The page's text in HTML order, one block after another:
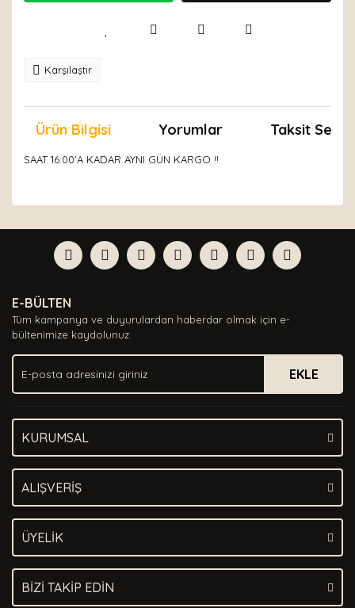
Karşılaştır
Ürün Bilgisi Yorumlar Taksit
SAAT 16:00'A KADAR AYNI GÜN KARGO !!
Yorum Yaz
formunu kullanarak tarafımıza iletebilirsiniz.
Görüş ve önerileriniz için teşekkür ederiz.
Ürün açıklamasında eksik bilgiler bulunuyor.
Ürün bilgilerinde hatalar bulunuyor.
Ürün fiyatı diğer sitelerden daha pahalı.
Bu ürüne benzer farklı alternatifler olmalı.
E-BÜLTEN
Tüm kampanya ve duyurulardan haberdar olmak için e-
bültenimize kaydolunuz.
EKLE
KURUMSAL
ALIŞVERİŞ
ÜYELİK
BİZİ TAKİP EDİN